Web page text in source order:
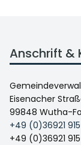
Anschrift &
Eisenacher
99848 Wutha-
+49 (0)36921
+49 (0)36921